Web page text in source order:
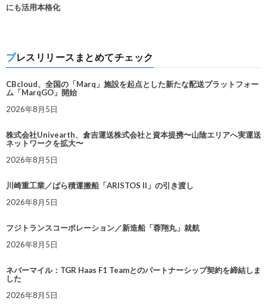
にも活用本格化
プレスリリースまとめてチェック
CBcloud、全国の「Marq」施設を起点とした新たな配送プラットフォー
ム「MarqGO」開始
2026年8月5日
株式会社Univearth、倉吉運送株式会社と資本提携〜山陰エリアへ実運送
ネットワークを拡大〜
2026年8月5日
川崎重工業／ばら積運搬船「ARISTOS II」の引き渡し
2026年8月5日
フジトランスコーポレーション／新造船「蓉翔丸」就航
2026年8月5日
ネバーマイル：TGR Haas F1 Teamとのパートナーシップ契約を締結しま
した
2026年8月5日